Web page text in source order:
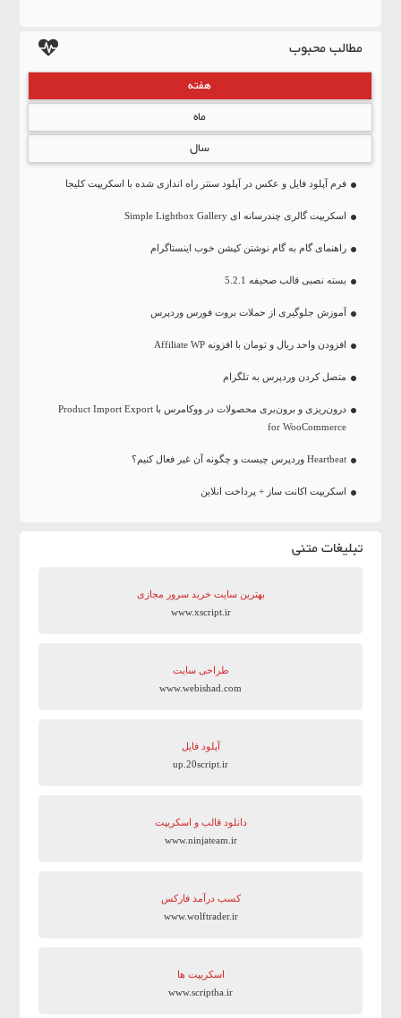
مطالب محبوب
هفته
ماه
سال
فرم آپلود فایل و عکس در آپلود سنتر راه اندازی شده با اسکریپت کلیجا
اسکریپت گالری چندرسانه ای Simple Lightbox Gallery
راهنمای گام به گام نوشتن کپشن خوب اینستاگرام
بسته نصبی قالب صحیفه 5.2.1
آموزش جلوگیری از حملات بروت فورس وردپرس
افزودن واحد ریال و تومان با افزونه Affiliate WP
متصل کردن وردپرس به تلگرام
درون‌ریزی و برون‌بری محصولات در ووکامرس با Product Import Export
for WooCommerce
Heartbeat وردپرس چیست و چگونه آن غیر فعال کنیم؟
اسکریپت اکانت ساز + پرداخت انلاین
تبلیغات متنی
بهترین سایت‌ خرید سرور مجازی
www.xscript.ir
طراحی سایت
www.webishad.com
آپلود فایل
up.20script.ir
دانلود قالب و اسکریپت
www.ninjateam.ir
کسب درآمد فارکس
www.wolftrader.ir
اسکریپت ها
www.scriptha.ir